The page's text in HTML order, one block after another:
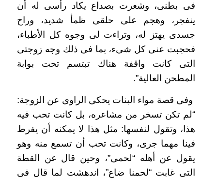
فى بطنى، وشعرت بصداع يكاد رأسى له أن
ينفجر، وهجم على حلقى ظمأ شديد، وراح
جسدى يهتز له، وتراءت لى وجوه كل الأطباء،
فحجبت عنى كل شىء، بما فى ذلك وجه زوجتى
التى كانت واقفة هناك تبتسم تحت بوابة
المطحن العالية”.
وفى قصة مواء البنات يحكى الراوى عن الزوجة:
“لم تكن تسخر من مشاعره، بل كانت تحب فيه
هذا، وتقول لنفسها: مثل هذا لا يمكنه أن يفرط
فينا مهما جرى، وكانت تحب أن تسمع منه وهو
يقول عن أهله “لحمى”، وحين قال عن القطة
التى غابت “لحمنا ضاع”، اندهشت لما قال فى